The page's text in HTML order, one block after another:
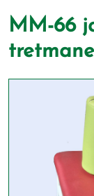
MM-66
tretmane